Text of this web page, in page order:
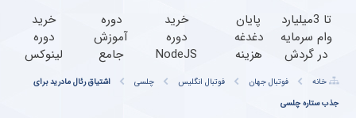
تا 3میلیارد
وام سرمایه
در گردش
=>
فروشگاهت
پایان
دغدغه
هزینه
دندان
خرید
دوره
NodeJS
تخفیف |
دوره
آموزش
جامع
با ۵۰٪
خرید
دوره
لینوکس
دوره با
خانه فوتبال جهان فوتبال انگلیس چلسی
اشتیاق رئال مادرید برای
جذب ستاره چلسی